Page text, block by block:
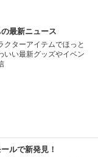
最新ニュース
クターアイテムでほっと
いい最新グッズやイベン
ルで新発見！